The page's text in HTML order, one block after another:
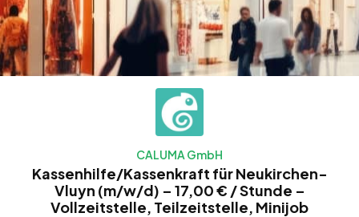
CALUMA GmbH
Kassenhilfe/Kassenkraft für Neukirchen-
Vluyn (m/w/d) – 17,00 € / Stunde –
Vollzeitstelle, Teilzeitstelle, Minijob